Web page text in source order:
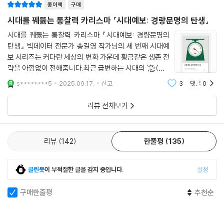
려질 수 있는 분야에서 일하며 경험을 축적하는 시간은 그 자체로 자산으
로 쌓이기 때문이다.
둘, 자립을 위한 도구 만들기. 장수의 혜택과 AI와 지능화의 도움은 복수의
직업, 이른바 N잡러의 증가를 가져온다. 이러한 변화 속에서 우리는 자기
일을 스스로 해내고 이름을 되찾는 자립을 해야 한다. 이때 가장 필요한 자
질은 지능화를 빠르게 수용하는 개방성과 스스로 모든 것을 해내는 주체성
이다.
셋, 느슨한 연대. 이제 세상은 학연, 지연, 혈연과 같은 연좌에서 개인의 선
택이 강화된 대등한 연대로 변화한다. 지나치게 가까운 관계는 과열되어
버리고, 너무 먼 관계는 차가워진다. 다정함과 적절한 거리감 사이에서 황
넷, 생존을 위한 증거주의. 지금은 각자의 업무가 단계별로 생산되고 유통
종이책 구매
시대를 꿰뚫는 통찰력 카리스마 『시대예보: 경량문명의 탄생』
시대를 꿰뚫는 통찰력 카리스마 『시대예보: 경량문명의
탄생』 빅데이터 전문가 송길영 작가님의 세 번째 시대예
보 시리즈는 커다란 세상의 변화 가운데 황금같은 생존 전
략을 아낌없이 전해줍니다.최근 급변하는 시대의 '急(급)'
이라는 한자가 뜻하는 속도가 날로 빨라지는 듯 합니다.
아무리 시간이 촉박해도 주요 물품은 챙기고 달리며 변화
에 따라갈 수 있었다면, 이제는 옷가지든
s********5 2025.09.17. 신고 3 댓글0
리뷰 전체보기
리뷰 142 한줄평 135
클린봇이 부적절한 글을 감지 중입니다. 설정
구매한줄평 추천순